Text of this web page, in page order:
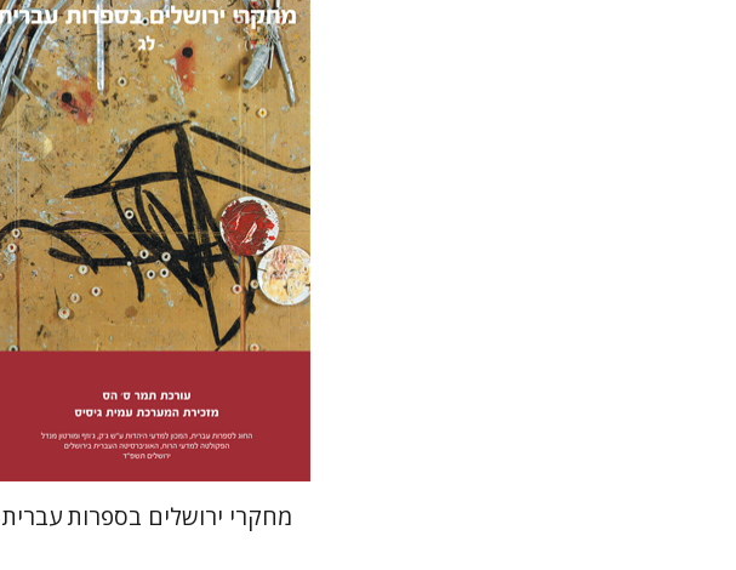
תמר ס' הס
$42
$38
מחקרי ירושלים בספרות עברית